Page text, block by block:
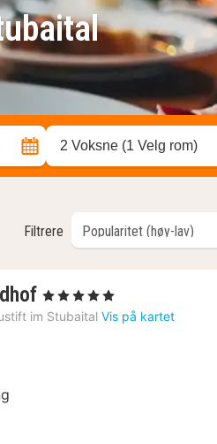
2 Voksne (1 Velg rom)
Filtrere
1
natt
, 5 Stjerner
im Stubaital Vis på kartet